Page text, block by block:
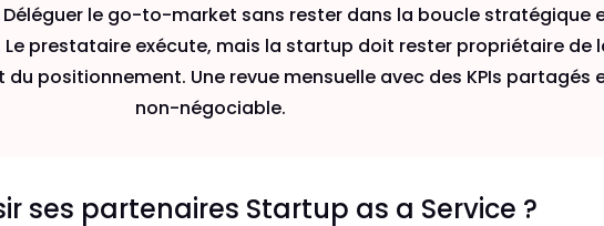
Clients stratégiques
Déléguer le go-to-market sans rester dans la boucle stratégique
Le prestataire exécute, mais la startup doit rester propriétaire de
du positionnement. Une revue mensuelle avec des KPIs partagés
non-négociable.
ses partenaires Startup as a Service ?